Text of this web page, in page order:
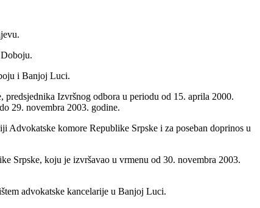
i Banjoj Luci.
Izvršnog odbora u periodu od 15. aprila 2000.
29. novembra 2003. godine.
Advokatske komore Republike Srpske i za poseban doprinos u
Srpske, koju je izvršavao u vrmenu od 30. novembra 2003.
advokatske kancelarije u Banjoj Luci.